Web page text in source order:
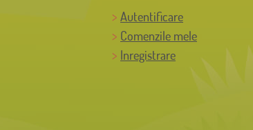
Autentificare
Comenzile mele
Inregistrare